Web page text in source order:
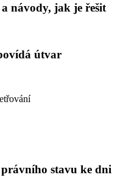
návody, jak je řešit
útvar
stavu ke dni